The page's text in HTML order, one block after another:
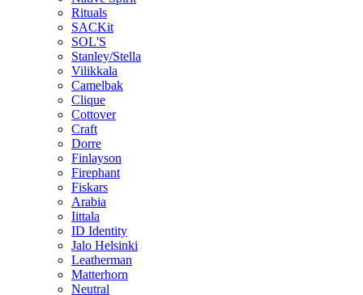
Rituals
SACKit
SOL'S
Stanley/Stella
Vilikkala
Camelbak
Clique
Cottover
Craft
Dorre
Finlayson
Firephant
Fiskars
Arabia
Iittala
ID Identity
Jalo Helsinki
Leatherman
Matterhorn
Neutral